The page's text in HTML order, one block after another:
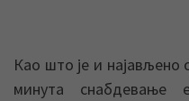
Као што је и најављено
минута снабдевање